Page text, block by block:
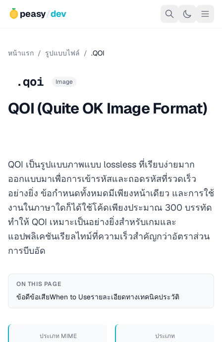
peasy/dev
หน้าแรก / รูปแบบไฟล์ / .QOI
.qoi Image
QOI (Quite OK Image Format)
QOI เป็นรูปแบบภาพแบบ lossless ที่เรียบง่ายมาก
ออกแบบมาเพื่อการเข้ารหัสและถอดรหัสที่รวดเร็ว
อย่างยิ่ง ข้อกำหนดทั้งหมดมีเพียงหน้าเดียว และการใช้
งานในภาษาใดก็ได้ใช้โค้ดเพียงประมาณ 300 บรรทัด
ทำให้ QOI เหมาะเป็นอย่างยิ่งสำหรับเกมและ
แอปพลิเคชันเรียลไทม์ที่ความเร็วสำคัญกว่าอัตราส่วน
การบีบอัด
ON THIS PAGE
ข้อดีข้อเสียWhen to Useรายละเอียดทางเทคนิคประวัติ
ประเภท MIME ประเภท